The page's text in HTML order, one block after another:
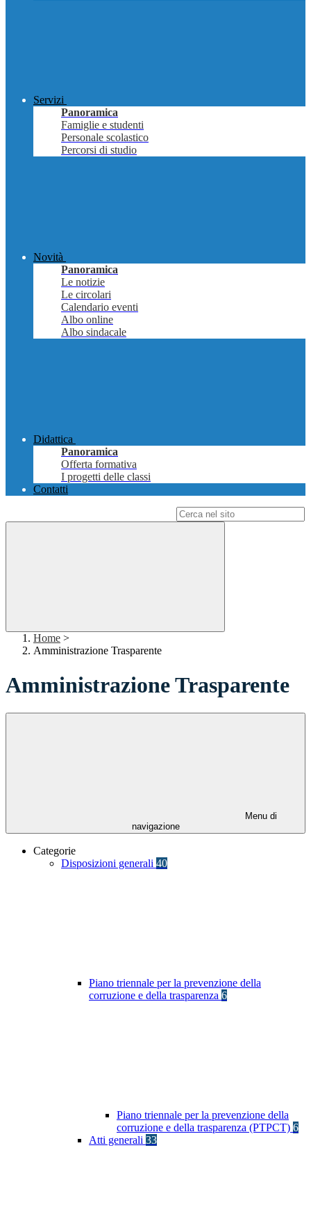
Servizi
Panoramica
Famiglie e studenti
Personale scolastico
Percorsi di studio
Novità
Panoramica
Le notizie
Le circolari
Calendario eventi
Albo online
Albo sindacale
Didattica
Panoramica
Offerta formativa
I progetti delle classi
Contatti
Home >
Amministrazione Trasparente
Amministrazione Trasparente
Menu di
navigazione
Categorie
Disposizioni generali 40
Piano triennale per la prevenzione della
corruzione e della trasparenza 6
Piano triennale per la prevenzione della
corruzione e della trasparenza (PTPCT) 6
Atti generali 33